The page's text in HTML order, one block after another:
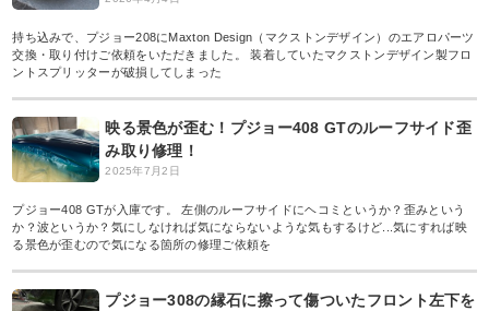
持ち込みで、プジョー208にMaxton Design（マクストンデザイン）のエアロパーツ
交換・取り付けご依頼をいただきました。 装着していたマクストンデザイン製フロ
ントスプリッターが破損してしまった
映る景色が歪む！プジョー408 GTのルーフサイド歪
み取り修理！
2025年7月2日
プジョー408 GTが入庫です。 左側のルーフサイドにヘコミというか？歪みという
か？波というか？気にしなければ気にならないような気もするけど...気にすれば映
る景色が歪むので気になる箇所の修理ご依頼を
プジョー308の縁石に擦って傷ついたフロント左下を